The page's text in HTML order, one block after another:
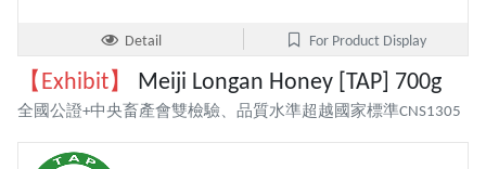
Detail For Product Display
【Exhibit】 Meiji Longan Honey [TAP] 700g
全國公證+中央畜產會雙檢驗、品質水準超越國家標準CNS1305